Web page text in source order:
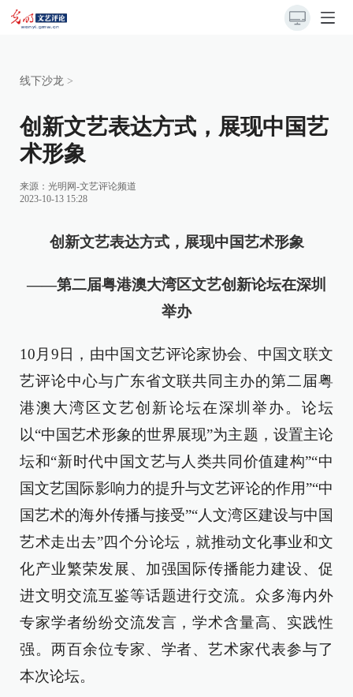
线下沙龙 >
创新文艺表达方式，展现中国艺
术形象
来源： 光明网-文艺评论频道
2023-10-13 15:28
创新文艺表达方式，展现中国艺术形象
——第二届粤港澳大湾区文艺创新论坛在深圳
举办
10月9日，由中国文艺评论家协会、中国文联文
艺评论中心与广东省文联共同主办的第二届粤
港澳大湾区文艺创新论坛在深圳举办。论坛
以“中国艺术形象的世界展现”为主题，设置主论
坛和“新时代中国文艺与人类共同价值建构”“中
国文艺国际影响力的提升与文艺评论的作用”“中
国艺术的海外传播与接受”“人文湾区建设与中国
艺术走出去”四个分论坛，就推动文化事业和文
化产业繁荣发展、加强国际传播能力建设、促
进文明交流互鉴等话题进行交流。众多海内外
专家学者纷纷交流发言，学术含量高、实践性
强。两百余位专家、学者、艺术家代表参与了
本次论坛。